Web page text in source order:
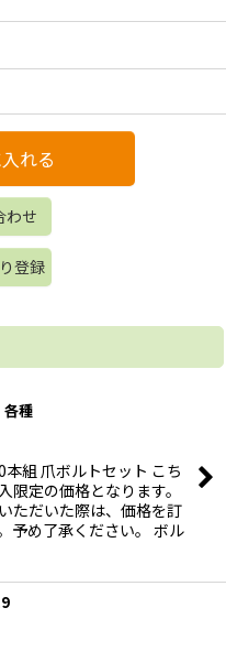
れる
わせ
登録
種
本組 爪ボルトセット こち
限定の価格となります。
ただいた際は、価格を訂
予め了承ください。 ボル